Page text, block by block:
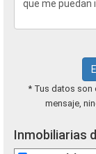
* Tus datos son
mensaje,
Inmobiliarias